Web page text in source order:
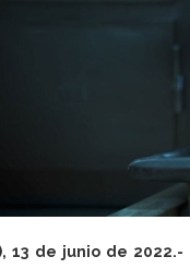
13 de junio de 2022.-